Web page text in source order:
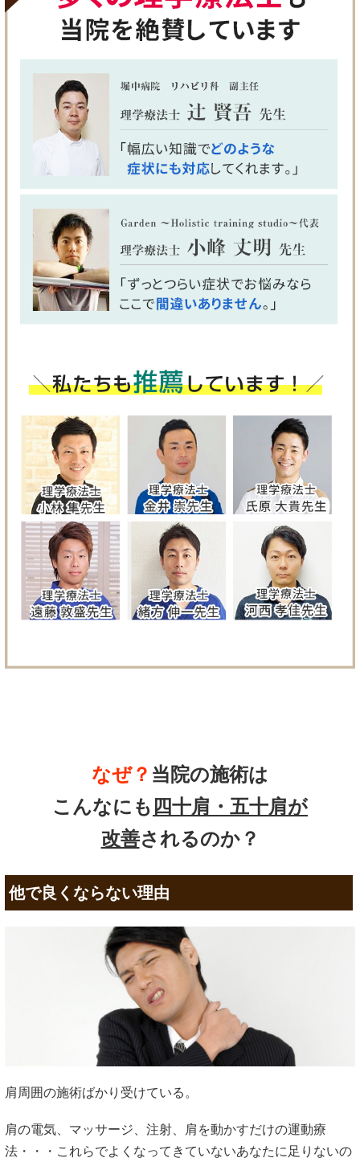
なぜ？ 当院の施術は
こんなにも 四十肩・五十肩が
改善されるのか？
他で良くならない理由
肩周囲の施術ばかり受けている。
肩の電気、マッサージ、注射、肩を動かすだけの運動療
法・・・これらでよくなってきていないあなたに足りないの